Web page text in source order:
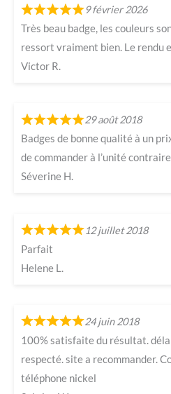
9 février 2026
Très beau badge, les couleurs
ressort vraiment bien. Le
Victor R.
29 août 2018
Badges de bonne qualité à un
de commander à l’unité
Séverine H.
12 juillet 2018
Parfait
Helene L.
24 juin 2018
100% satisfaite du résultat.
respecté. site a recommander.
téléphone nickel